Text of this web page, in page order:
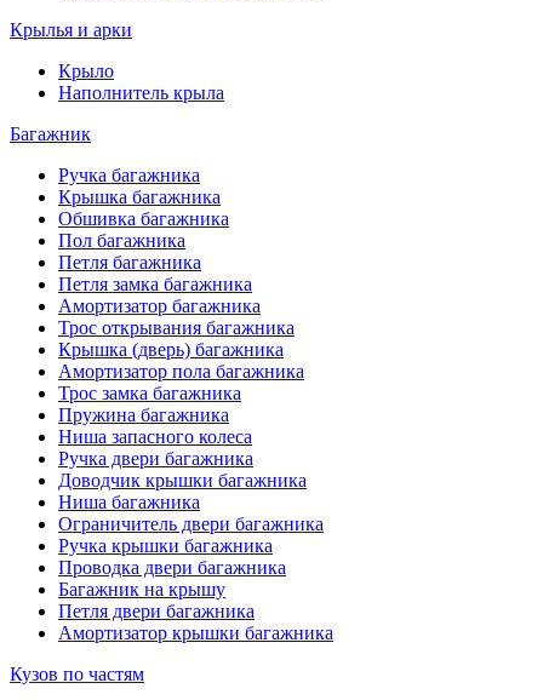
Крылья и арки
Крыло
Наполнитель крыла
Багажник
Ручка багажника
Крышка багажника
Обшивка багажника
Пол багажника
Петля багажника
Петля замка багажника
Амортизатор багажника
Трос открывания багажника
Крышка (дверь) багажника
Амортизатор пола багажника
Трос замка багажника
Пружина багажника
Ниша запасного колеса
Ручка двери багажника
Доводчик крышки багажника
Ниша багажника
Ограничитель двери багажника
Ручка крышки багажника
Проводка двери багажника
Багажник на крышу
Петля двери багажника
Амортизатор крышки багажника
Кузов по частям